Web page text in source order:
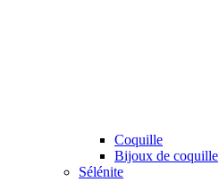
Coquille
Bijoux de coquille
Sélénite